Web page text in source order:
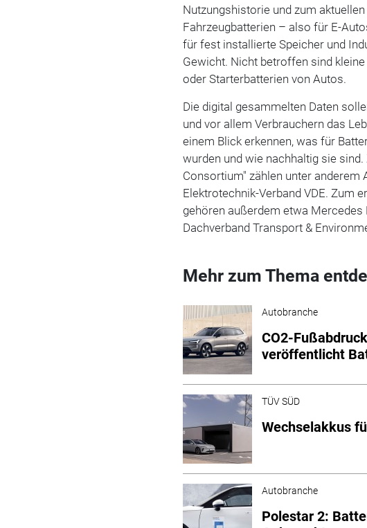
Nutzungshistorie und zum
Fahrzeugbatterien – also für E-
für fest installierte Speicher und
Gewicht. Nicht betroffen sind
oder Starterbatterien von Autos.
Die digital gesammelten Daten
und vor allem Verbrauchern das
einem Blick erkennen, was für
wurden und wie nachhaltig sie
Consortium" zählen unter anderem
Elektrotechnik-Verband VDE. Zum
gehören außerdem etwa Mercedes
Dachverband Transport &
Mehr zum Thema
Autobranche
CO2-
veröffentlicht
TÜV SÜD
Wechselakkus
Autobranche
Polestar 2: